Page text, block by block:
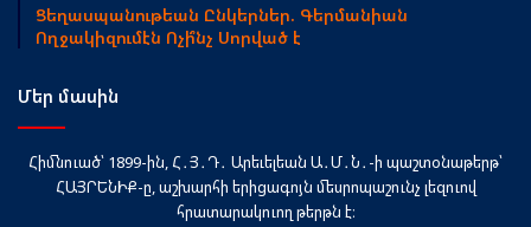
Ցեղասպանութեան Ընկերներ. Գերմանիան
Ողջակիզումէն Ոչի՞նչ Սորված է
Մեր մասին
Հիմնուած՝ 1899-ին, Հ․Յ․Դ․ Արեւելեան Ա․Մ․Ն․-ի պաշտօնաթերթ՝
ՀԱՅՐԵՆԻՔ-ը, աշխարհի երիցագոյն մեսրոպաշունչ լեզուով
հրատարակուող թերթն է։